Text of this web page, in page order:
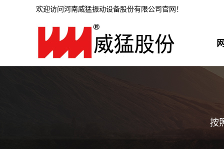
欢迎访问河南威猛振动设备股份有限公司官网！
按